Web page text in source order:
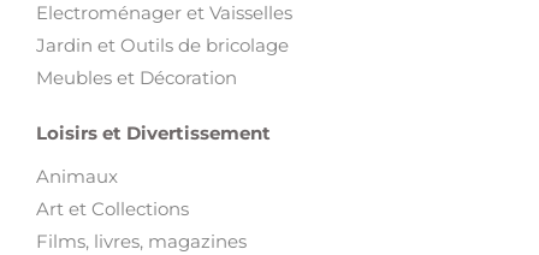
Electroménager et Vaisselles
Jardin et Outils de bricolage
Meubles et Décoration
Loisirs et Divertissement
Animaux
Art et Collections
Films, livres, magazines